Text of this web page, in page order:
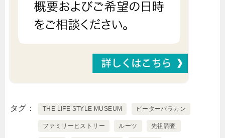
タグ THE LIFE STYLE MUSEUM ピーターバラカン
ファミリーヒストリー ルーツ 先祖調査